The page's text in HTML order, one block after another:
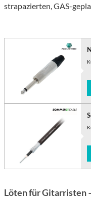
strapazierten, GAS-
Löten für Gitarristen